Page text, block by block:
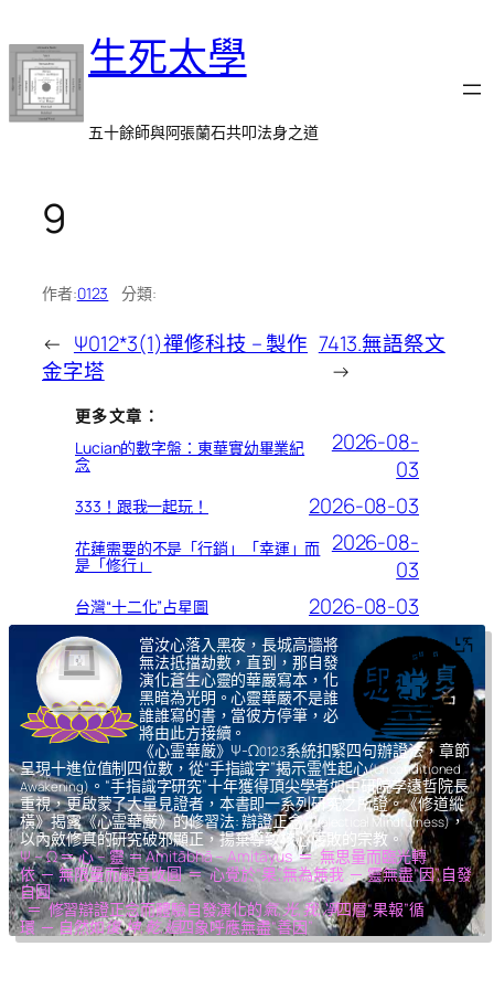
至
主
要
內
生死太學
五十餘師與阿張蘭石共叩法身之道
9
作者:0123 分類:
← Ψ012*3(1)禪修科技 – 製作
金字塔
7413.無語祭文
→
更多文章：
Lucian的數字盤：東華實幼畢業紀
念
2026-08-
03
333！跟我一起玩！ 2026-08-03
花蓮需要的不是「行銷」「幸運」而
是「修行」
2026-08-
03
台灣“十二化”占星圖 2026-08-03
當汝心落入黑夜，長城高牆將
無法抵擋劫數，直到，那自發
演化蒼生心靈的華嚴寫本，化
黑暗為光明。心靈華嚴不是誰
誰誰寫的書，當彼方停筆，必
將由此方接續。
《心霊華厳》Ψ-Ω0123系統扣緊四句辦證法，章節
呈現十進位值制四位數，從“手指識字”揭示霊性起心(Unconditioned
Awakening) 。“手指識字研究”十年獲得頂尖學者如中研院李遠哲院長
重視，更啟蒙了大量見證者，本書即一系列研究之所證。《修道縱
橫》揭露《心霊華厳》的修習法: 辯證正念(Dialectical Mindfulness)，
以內斂修真的研究破邪顯正，揚棄導致核心腐敗的宗教。
Ψ – Ω ＝ 心 – 靈 ＝ Amitābhā – Amitāyus ＝ 無思量而臨光轉
依 ─ 無限量而觀音收圓 ＝ 心覺於“果”,無為無我 ─ 靈無盡“因”,自發
自圓
＝ 修習辯證正念而體驗自發演化的氣,光,我,凈四層“果報”循
環 ─ 自然如復,坤,乾,逅四象呼應無盡“善因”